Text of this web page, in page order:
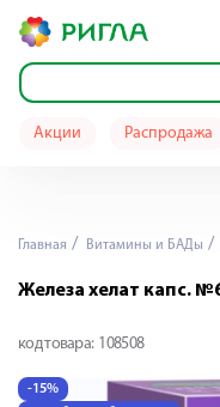
Акции Распродажа
Главная Витамины и БАДы
Железа хелат капс.
код товара: 108508
-15%